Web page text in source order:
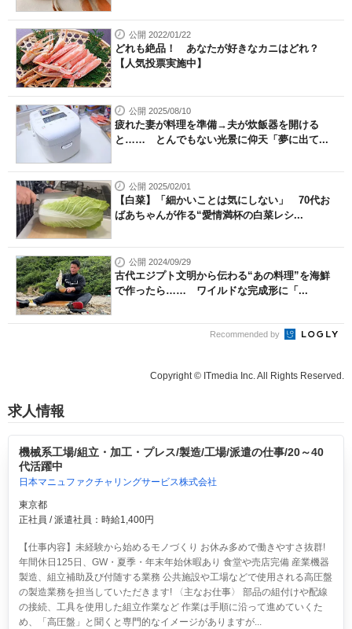
公開 2022/01/22
どれも絶品！ あなたが好きなカニはどれ？
【人気投票実施中】
公開 2025/08/10
疲れた妻が料理を準備→夫が炊飯器を開ける
と…… とんでもない光景に仰天「夢に出て...
公開 2025/02/01
【白菜】「細かいことは気にしない」 70代お
ばあちゃんが作る“愛情満杯の白菜レシ...
公開 2024/09/29
古代エジプト文明から伝わる“あの料理”を海鮮
で作ったら…… ワイルドな完成形に「...
Recommended by
Copyright © ITmedia Inc. All Rights Reserved.
求人情報
機械系工場/組立・加工・プレス/製造/工場/派遣の仕事/20～40
代活躍中
日本マニュファクチャリングサービス株式会社
東京都
正社員 / 派遣社員：時給1,400円
【仕事内容】未経験から始めるモノづくり お休み多めで働きやすさ抜群!
年間休日125日、GW・夏季・年末年始休暇あり 食堂や売店完備 産業機器
製造、組立補助及び付随する業務 公共施設や工場などで使用される高圧盤
の製造業務を担当していただきます! 〈主なお仕事〉 部品の組付けや配線
の接続、工具を使用した組立作業など 作業は手順に沿って進めていくた
め、「高圧盤」と聞くと専門的なイメージがありますが...